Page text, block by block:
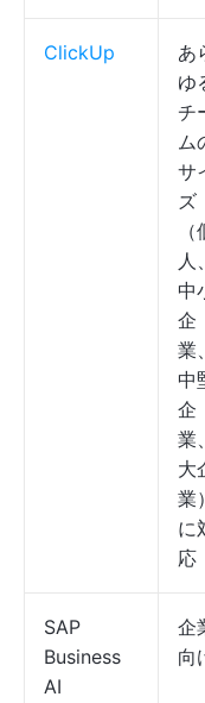
ClickUp
あ
ゆ
チ
ム
サ
ズ
人、
中
企
業、
中
企
業、
大
業）
に
応
SAP
Business
AI
企
向